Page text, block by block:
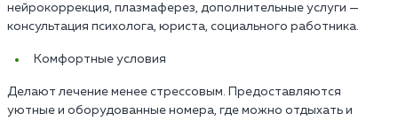
нейрокоррекция, плазмаферез, дополнительные услуги —
консультация психолога, юриста, социального работника.
Комфортные условия
Делают лечение менее стрессовым. Предоставляются
уютные и оборудованные номера, где можно отдыхать и